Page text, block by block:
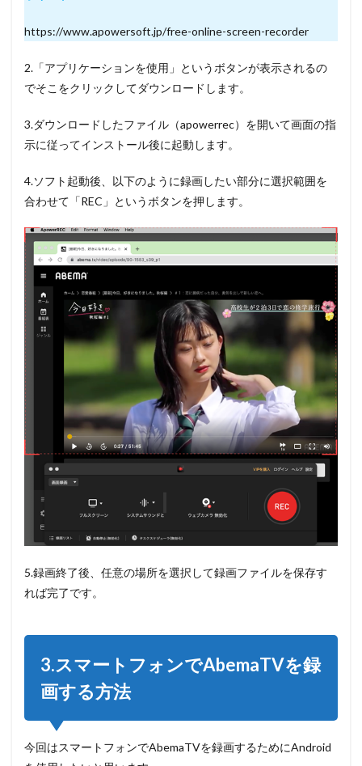
https://www.apowersoft.jp/free-online-screen-recorder
2. 「アプリケーションを使用」 というボタンが表示されるの
でそこをクリックしてダウンロードします。
3.ダウンロードしたファイル（apowerrec） を開いて画面の指
示に従ってインストール後に起動します。
4.ソフト起動後、以下のように録画したい部分に選択範囲を
合わせて 「REC」 というボタンを押します。
5.録画終了後、任意の場所を選択して録画ファイルを保存す
れば完了です。
3.スマートフォンでAbemaTVを録
画する方法
今回はスマートフォンでAbemaTVを録画するためにAndroid